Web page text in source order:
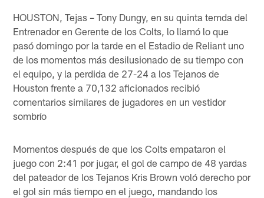
HOUSTON, Tejas – Tony Dungy, en su quinta temda del
Entrenador en Gerente de los Colts, lo llamó lo que
pasó domingo por la tarde en el Estadio de Reliant uno
de los momentos más desilusionado de su tiempo con
el equipo, y la perdida de 27-24 a los Tejanos de
Houston frente a 70,132 aficionados recibió
comentarios similares de jugadores en un vestidor
sombrío
Momentos después de que los Colts empataron el
juego con 2:41 por jugar, el gol de campo de 48 yardas
del pateador de los Tejanos Kris Brown voló derecho por
el gol sin más tiempo en el juego, mandando los